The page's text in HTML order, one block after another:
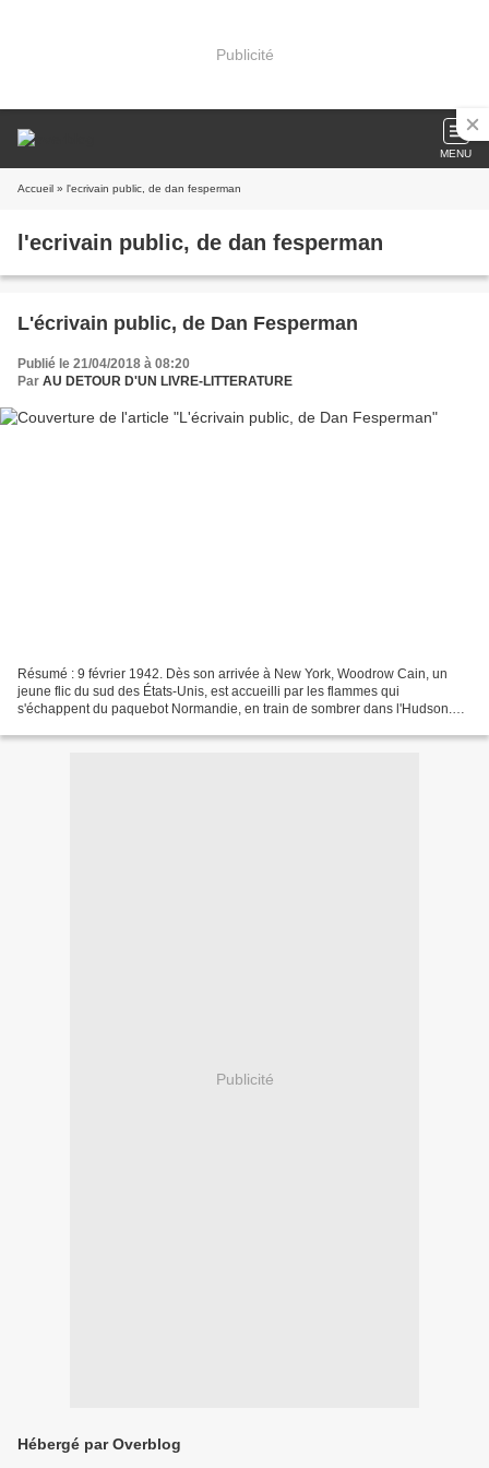
Publicité
MENU
Accueil » l'ecrivain public, de dan fesperman
l'ecrivain public, de dan fesperman
L'écrivain public, de Dan Fesperman
Publié le 21/04/2018 à 08:20
Par AU DETOUR D'UN LIVRE-LITTERATURE
Résumé : 9 février 1942. Dès son arrivée à New York, Woodrow Cain, un
jeune flic du sud des États-Unis, est accueilli par les flammes qui
s'échappent du paquebot Normandie, en train de sombrer dans l'Hudson.
Publicité
Hébergé par Overblog